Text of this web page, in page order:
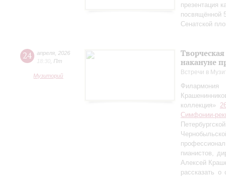
презентация
посвящённой
Сенатской
24 апреля 2026
18:30 Пт
Музиторий
накануне
Встречи в
коллекция»
Симфонии-
пианистов,
Алексей
рассказать